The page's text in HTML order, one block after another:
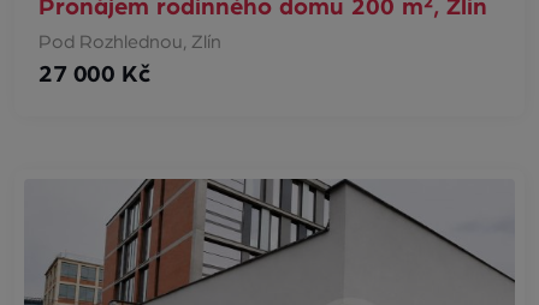
Pronájem rodinného domu 200 m², Zlín
Pod Rozhlednou, Zlín
27 000 Kč